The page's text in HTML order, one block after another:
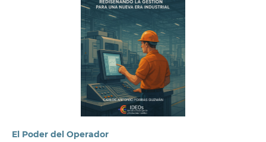
El Poder del Operador